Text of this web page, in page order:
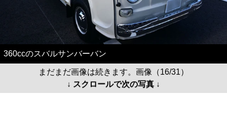
360ccのスバルサンバーバン
まだまだ画像は続きます。画像（16/31）
↓ スクロールで次の写真 ↓